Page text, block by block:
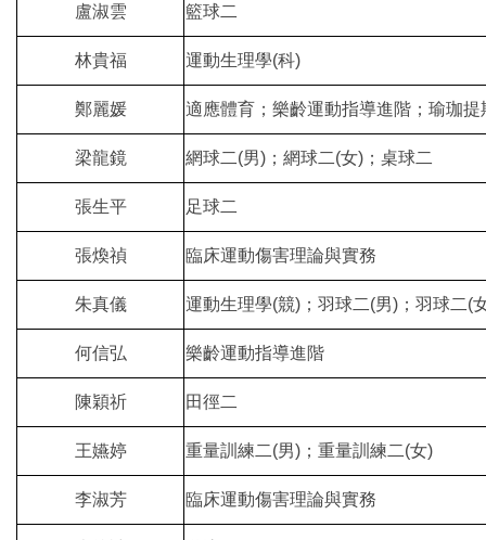
盧淑雲 籃球二
林貴福 運動生理學(科)
鄭麗媛 適應體育；樂齡運動指導進階；瑜珈提
梁龍鏡 網球二(男)；網球二(女)；桌球二
張生平 足球二
張煥禎 臨床運動傷害理論與實務
朱真儀 運動生理學(競)；羽球二(男)；羽球二(
何信弘 樂齡運動指導進階
陳穎祈 田徑二
王嬿婷 重量訓練二(男)；重量訓練二(女)
李淑芳 臨床運動傷害理論與實務